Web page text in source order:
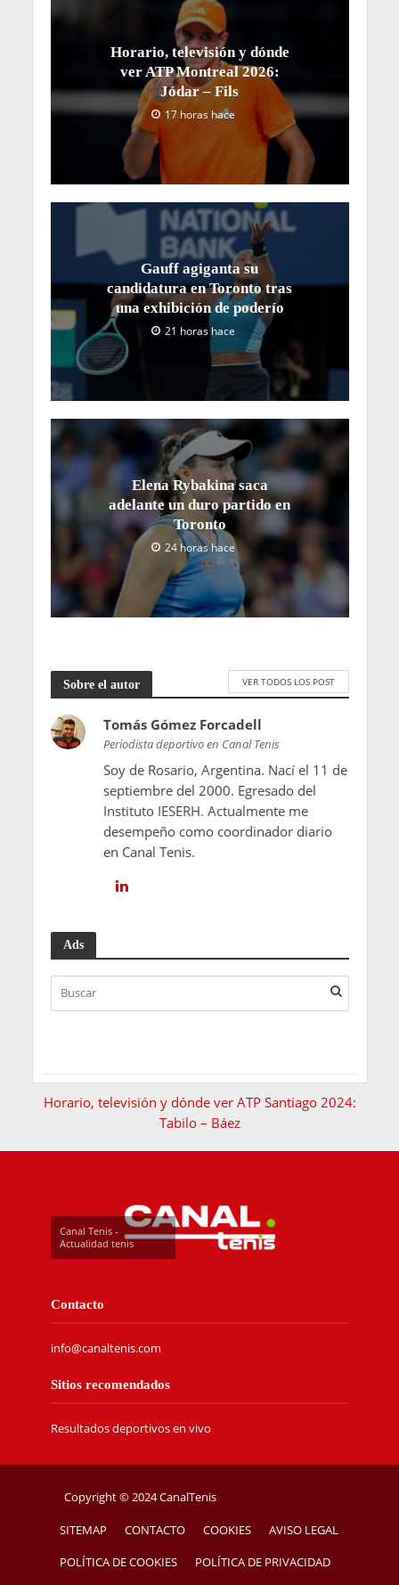
Horario, televisión y dónde
ver ATP Montreal 2026:
Jódar – Fils
17 horas hace
Gauff agiganta su
candidatura en Toronto tras
una exhibición de poderío
21 horas hace
Elena Rybakina saca
adelante un duro partido en
Toronto
24 horas hace
Sobre el autor VER TODOS LOS POST
Tomás Gómez Forcadell
Periodista deportivo en Canal Tenis
Soy de Rosario, Argentina. Nací el 11 de
septiembre del 2000. Egresado del
Instituto IESERH. Actualmente me
desempeño como coordinador diario
en Canal Tenis.
Ads
Horario, televisión y dónde ver ATP Santiago 2024:
Tabilo – Báez
Canal Tenis -
Actualidad tenis
Contacto
info@canaltenis.com
Sitios recomendados
Resultados deportivos en vivo
Copyright © 2024 CanalTenis
SITEMAP CONTACTO COOKIES AVISO LEGAL
POLÍTICA DE COOKIES POLÍTICA DE PRIVACIDAD